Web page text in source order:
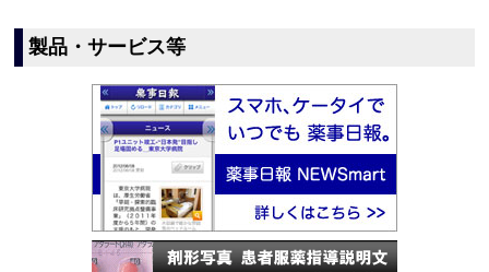
製品・サービス等